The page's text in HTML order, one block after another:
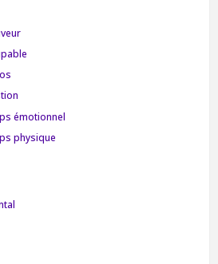
émotionnel
physique